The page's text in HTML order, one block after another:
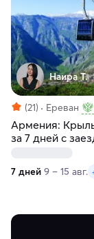
Наира Т.
(21) Ереван
Армения:
за 7 дней с
7 дней 9 – 15 авг.